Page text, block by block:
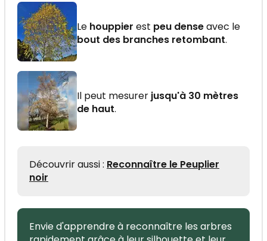
Le houppier est peu denseavec le
bout des branches retombant.
Il peut mesurer jusqu'à 30 mètres
de haut.
Découvrir aussi : Reconnaître le Peuplier
noir
Envie d'apprendre à reconnaître les arbres